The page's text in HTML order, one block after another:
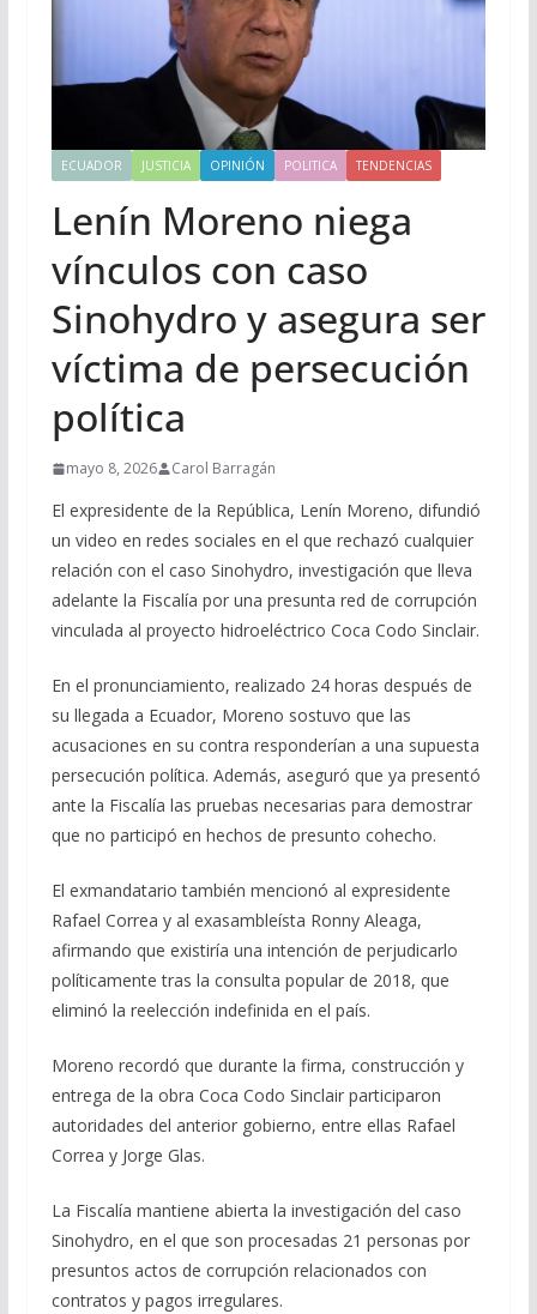
ECUADOR JUSTICIA OPINIÓN POLITICA TENDENCIAS
Lenín Moreno niega
vínculos con caso
Sinohydro y asegura ser
víctima de persecución
política
mayo 8, 2026 Carol Barragán
El expresidente de la República, Lenín Moreno, difundió
un video en redes sociales en el que rechazó cualquier
relación con el caso Sinohydro, investigación que lleva
adelante la Fiscalía por una presunta red de corrupción
vinculada al proyecto hidroeléctrico Coca Codo Sinclair.
En el pronunciamiento, realizado 24 horas después de
su llegada a Ecuador, Moreno sostuvo que las
acusaciones en su contra responderían a una supuesta
persecución política. Además, aseguró que ya presentó
ante la Fiscalía las pruebas necesarias para demostrar
que no participó en hechos de presunto cohecho.
El exmandatario también mencionó al expresidente
Rafael Correa y al exasambleísta Ronny Aleaga,
afirmando que existiría una intención de perjudicarlo
políticamente tras la consulta popular de 2018, que
eliminó la reelección indefinida en el país.
Moreno recordó que durante la firma, construcción y
entrega de la obra Coca Codo Sinclair participaron
autoridades del anterior gobierno, entre ellas Rafael
Correa y Jorge Glas.
La Fiscalía mantiene abierta la investigación del caso
Sinohydro, en el que son procesadas 21 personas por
presuntos actos de corrupción relacionados con
contratos y pagos irregulares.